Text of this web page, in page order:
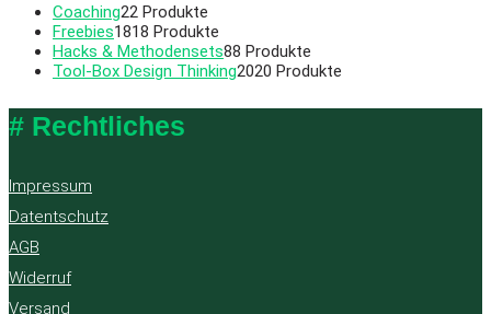
Coaching22 Produkte
Freebies1818 Produkte
Hacks & Methodensets88 Produkte
Tool-Box Design Thinking2020 Produkte
# Rechtliches
Impressum
Datentschutz
AGB
Widerruf
Versand